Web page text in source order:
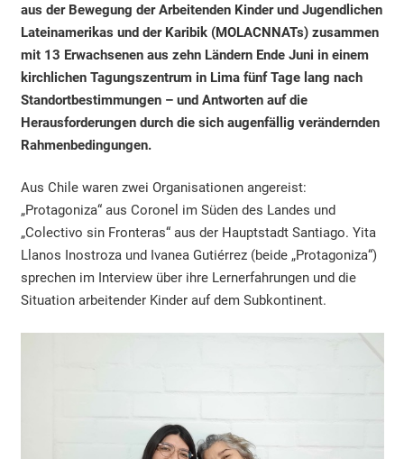
aus der Bewegung der Arbeitenden Kinder und Jugendlichen
Lateinamerikas und der Karibik (MOLACNNATs) zusammen
mit 13 Erwachsenen aus zehn Ländern Ende Juni in einem
kirchlichen Tagungszentrum in Lima fünf Tage lang nach
Standortbestimmungen – und Antworten auf die
Herausforderungen durch die sich augenfällig verändernden
Rahmenbedingungen.
Aus Chile waren zwei Organisationen angereist:
„Protagoniza“ aus Coronel im Süden des Landes und
„Colectivo sin Fronteras“ aus der Hauptstadt Santiago. Yita
Llanos Inostroza und Ivanea Gutiérrez (beide „Protagoniza“)
sprechen im Interview über ihre Lernerfahrungen und die
Situation arbeitender Kinder auf dem Subkontinent.